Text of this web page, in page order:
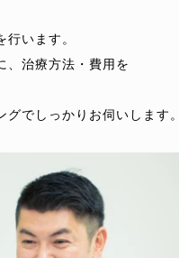
います。
、治療方法・費用を
グでしっかりお伺いします